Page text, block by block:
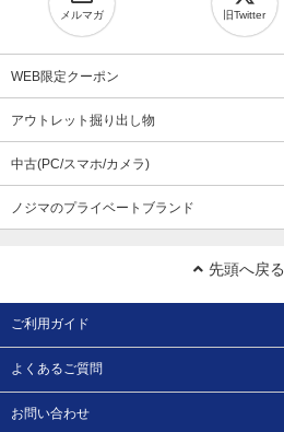
メルマガ 旧Twitter
WEB限定クーポン
アウトレット掘り出し物
中古(PC/スマホ/カメラ)
ノジマのプライベートブランド
先頭へ戻る
ご利用ガイド
よくあるご質問
お問い合わせ